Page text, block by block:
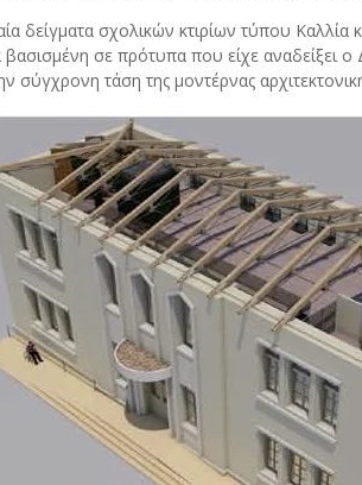
δείγματα σχολικών κτιρίων τύπου Καλλία
βασισμένη σε πρότυπα που είχε
σύγχρονη τάση της μοντέρνας